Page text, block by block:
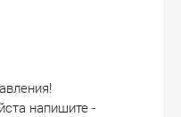
напишите -